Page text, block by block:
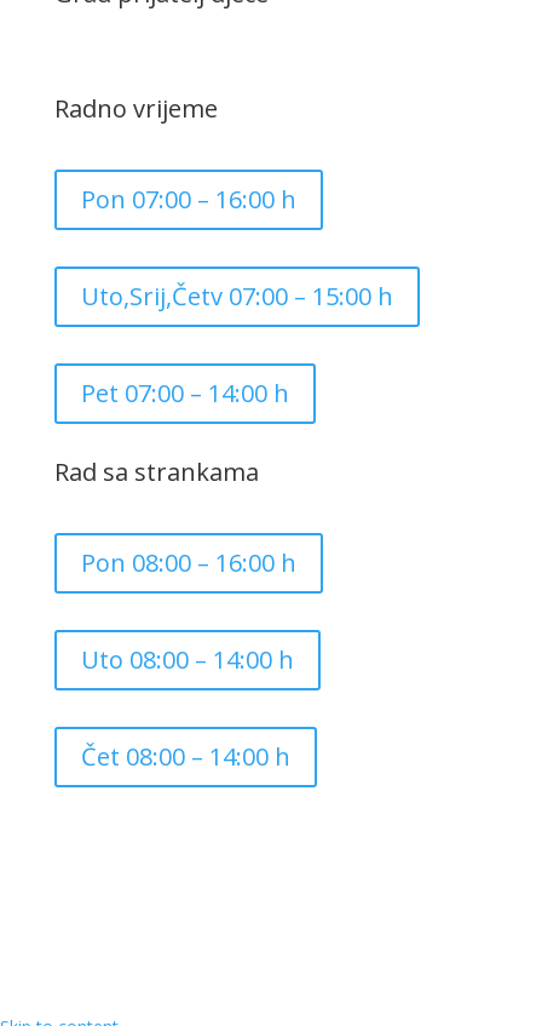
Radno vrijeme
Pon 07:00 – 16:00 h
Uto,Srij,Četv 07:00 – 15:00 h
Pet 07:00 – 14:00 h
Rad sa strankama
Pon 08:00 – 16:00 h
Uto 08:00 – 14:00 h
Čet 08:00 – 14:00 h